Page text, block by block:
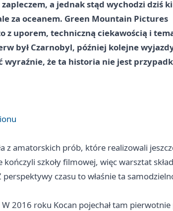
a jednak stąd wychodzi dziś
za oceanem. Green Mountain Pictures
z uporem, techniczną ciekawością i
był Czarnobyl, później kolejne
że ta historia nie jest
z amatorskich prób, które realizowali
szkoły filmowej, więc warsztat
czasu to właśnie ta
2016 roku Kocan pojechał tam pierwotnie